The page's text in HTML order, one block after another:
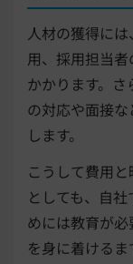
人材の獲得に
用、採用担当
かかります。
の対応や面接
します。
こうして費用
としても、自
めには教育が
を身に着ける